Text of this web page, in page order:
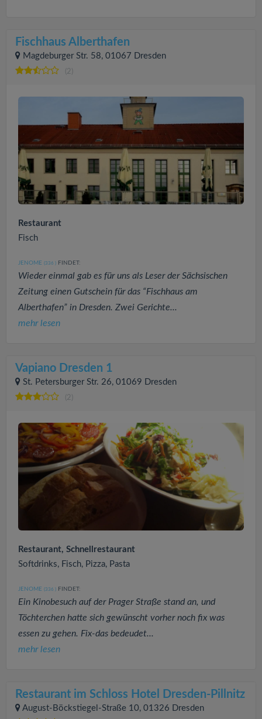
Fischhaus Alberthafen
Magdeburger Str. 58, 01067 Dresden
(2)
Restaurant
Fisch
JENOME (336 ) FINDET:
Wieder einmal gab es für uns als Leser der Sächsischen
Zeitung einen Gutschein für das “Fischhaus am
Alberthafen” in Dresden. Zwei Gerichte...
mehr lesen
Vapiano Dresden 1
St. Petersburger Str. 26, 01069 Dresden
(2)
Restaurant, Schnellrestaurant
Softdrinks, Fisch, Pizza, Pasta
JENOME (336 ) FINDET:
Ein Kinobesuch auf der Prager Straße stand an, und
Töchterchen hatte sich gewünscht vorher noch fix was
essen zu gehen. Fix-das bedeudet...
mehr lesen
Restaurant im Schloss Hotel Dresden-Pillnitz
August-Böckstiegel-Straße 10, 01326 Dresden